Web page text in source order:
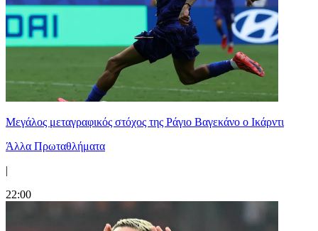
Μεγάλος μεταγραφικός στόχος της Ράγιο Βαγεκάνο ο Ικάρντι
Άλλα Πρωταθλήματα
|
22:00